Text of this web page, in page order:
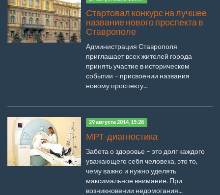
Стартовал конкурс на лучшее
название нового проспекта в
Ставрополе
Администрация Ставрополя
приглашает всех жителей города
принять участие в историческом
событии – присвоении названия
новому проспекту...
29 августа 2014, 15:28
МРТ-диагностика
Забота о здоровье – это долг каждого
уважающего себя человека, это то,
чему важно и нужно уделять
максимальное внимание. При
возникновении недомогания...